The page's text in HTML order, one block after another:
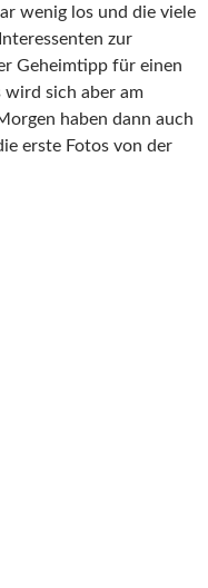
wenig los und die viele
zur
Geheimtipp für einen
wird sich aber am
haben dann auch
erste Fotos von der